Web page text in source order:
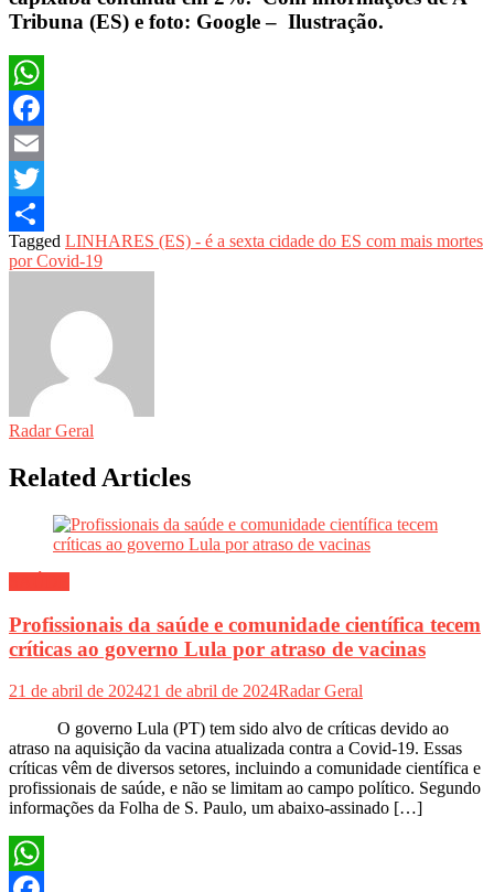
Tribuna (ES) e foto: Google – Ilustração.
WhatsApp
Facebook
Email
Twitter
Share
Tagged LINHARES (ES) - é a sexta cidade do ES com mais mortes
por Covid-19
Radar Geral
Related Articles
Profissionais da saúde e comunidade científica tecem
críticas ao governo Lula por atraso de vacinas
21 de abril de 202421 de abril de 2024Radar Geral
O governo Lula (PT) tem sido alvo de críticas devido ao
atraso na aquisição da vacina atualizada contra a Covid-19. Essas
críticas vêm de diversos setores, incluindo a comunidade científica e
profissionais de saúde, e não se limitam ao campo político. Segundo
informações da Folha de S. Paulo, um abaixo-assinado […]